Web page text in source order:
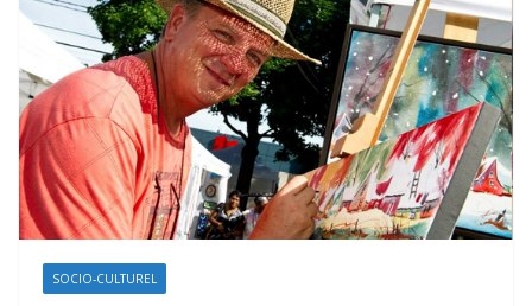
SOCIO-CULTUREL